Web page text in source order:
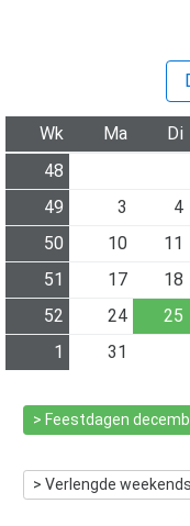
Wk Ma Di
48
49
3 4
50
10 11
51
17 18
52
24 25
1
31
> Feestdagen
> Verlengde weekends